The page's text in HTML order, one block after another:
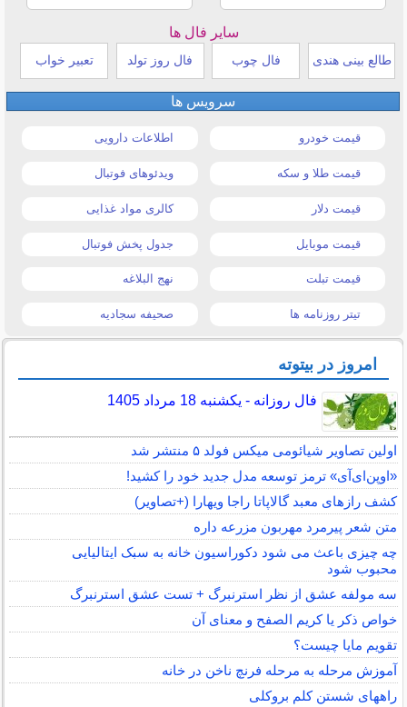
سایر فال ها
طالع بینی هندی فال چوب فال روز تولد تعبیر خواب
سرویس ها
قیمت خودرو اطلاعات دارویی
قیمت طلا و سکه ویدئوهای فوتبال
قیمت دلار کالری مواد غذایی
قیمت موبایل جدول پخش فوتبال
قیمت تبلت نهج البلاغه
تیتر روزنامه ها صحیفه سجادیه
امروز در بیتوته
فال روزانه - یکشنبه 18 مرداد 1405
اولین تصاویر شیائومی میکس فولد ۵ منتشر شد
«اوپن‌ای‌آی» ترمز توسعه مدل جدید خود را کشید!
کشف رازهای معبد گالاپاتا راجا ویهارا (+تصاویر)
متن شعر پیرمرد مهربون مزرعه داره
چه چیزی باعث می شود دکوراسیون خانه به سبک ایتالیایی
محبوب شود
سه مولفه عشق از نظر استرنبرگ + تست عشق استرنبرگ
خواص ذکر یا کریم الصفح و معنای آن
تقویم مایا چیست؟
آموزش مرحله به مرحله فرنچ ناخن در خانه
راههای شستن کلم بروکلی